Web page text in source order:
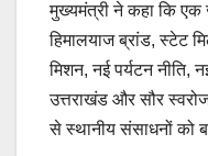
मुख्यमंत्री ने कहा कि एक
हिमालयाज ब्रांड, स्टेट
मिशन, नई पर्यटन नीति,
उत्तराखंड और सौर
से स्थानीय संसाधनों को